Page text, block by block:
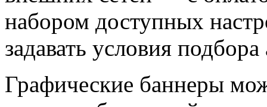
набором доступных
задавать условия
Графические баннеры